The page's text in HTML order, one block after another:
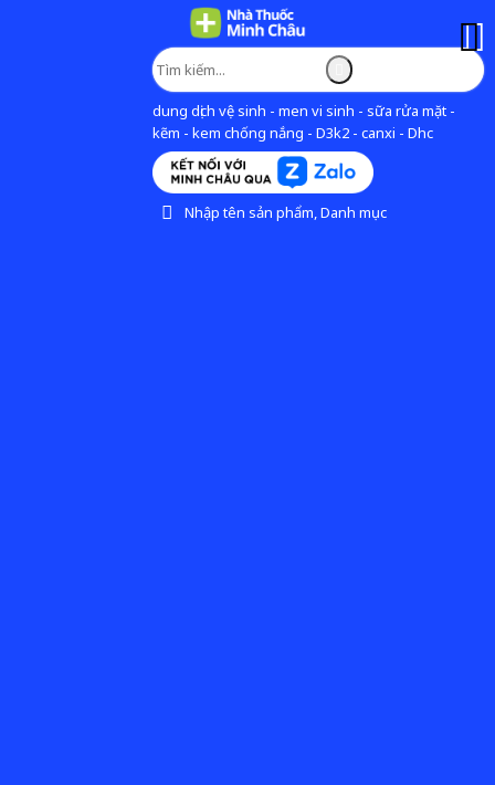
dung dịch vệ sinh - men vi sinh - sữa rửa mặt -
kẽm - kem chống nắng - D3k2 - canxi - Dhc
Nhập tên sản phẩm, Danh mục